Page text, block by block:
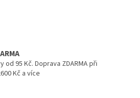
od 95 Kč. Doprava ZDARMA při
Kč a více